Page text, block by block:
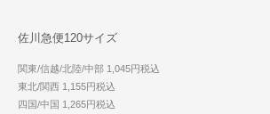
佐川急便120サイズ
関東/信越/北陸/中部 1,045円税込
東北/関西 1,155円税込
四国/中国 1,265円税込